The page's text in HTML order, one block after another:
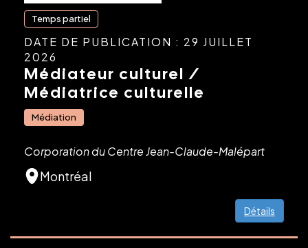
Temps partiel
DATE DE PUBLICATION : 29 JUILLET
2026
Médiateur culturel /
Médiatrice culturelle
Médiation
Corporation du Centre Jean-Claude-Malépart
Montréal
Détails